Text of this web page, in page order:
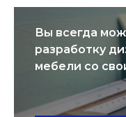
Вы всегда
разработку
мебели со